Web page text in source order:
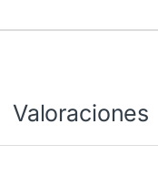
Valoraciones